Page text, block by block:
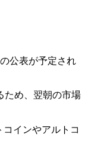
公表が予定され
ため、翌朝の市場
インやアルトコ